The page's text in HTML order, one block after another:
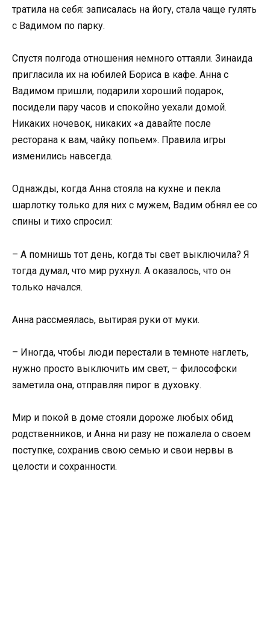
тратила на себя: записалась на йогу, стала чаще гулять
с Вадимом по парку.
Спустя полгода отношения немного оттаяли. Зинаида
пригласила их на юбилей Бориса в кафе. Анна с
Вадимом пришли, подарили хороший подарок,
посидели пару часов и спокойно уехали домой.
Никаких ночевок, никаких «а давайте после
ресторана к вам, чайку попьем». Правила игры
изменились навсегда.
Однажды, когда Анна стояла на кухне и пекла
шарлотку только для них с мужем, Вадим обнял ее со
спины и тихо спросил:
– А помнишь тот день, когда ты свет выключила? Я
тогда думал, что мир рухнул. А оказалось, что он
только начался.
Анна рассмеялась, вытирая руки от муки.
– Иногда, чтобы люди перестали в темноте наглеть,
нужно просто выключить им свет, – философски
заметила она, отправляя пирог в духовку.
Мир и покой в доме стояли дороже любых обид
родственников, и Анна ни разу не пожалела о своем
поступке, сохранив свою семью и свои нервы в
целости и сохранности.